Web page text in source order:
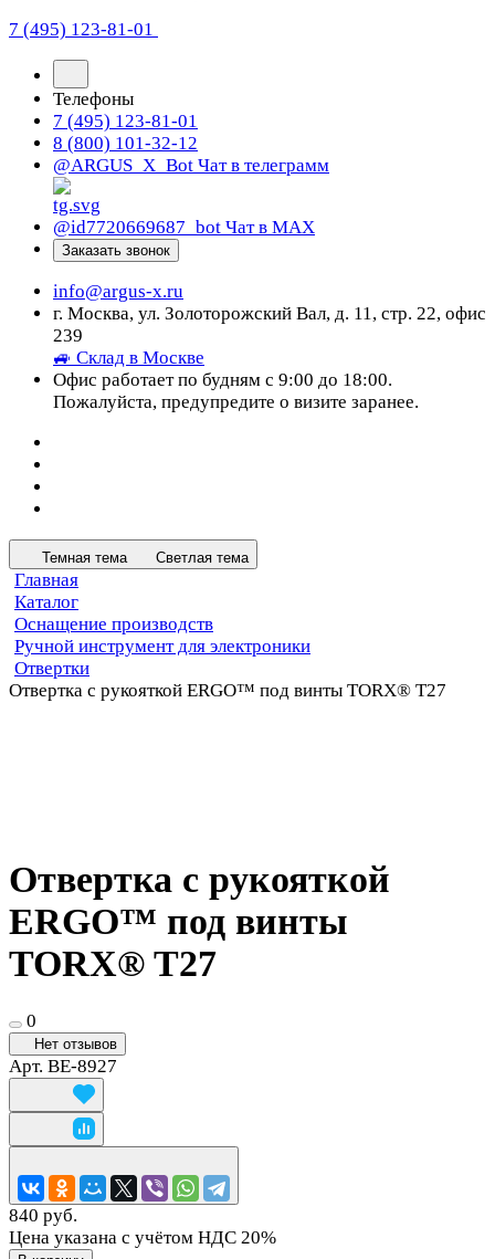
7 (495) 123-81-01
Телефоны
7 (495) 123-81-01
8 (800) 101-32-12
@ARGUS_X_Bot Чат в телеграмм
@id7720669687_bot Чат в МАХ
Заказать звонок
info@argus-x.ru
г. Москва, ул. Золоторожский Вал, д. 11, стр. 22, офис
239
🚙 Склад в Москве
Офис работает по будням с 9:00 до 18:00.
Пожалуйста, предупредите о визите заранее.
Темная тема Светлая тема
Главная
Каталог
Оснащение производств
Ручной инструмент для электроники
Отвертки
Отвертка с рукояткой ERGO™ под винты TORX® T27
Отвертка с рукояткой
ERGO™ под винты
TORX® T27
0
Нет отзывов
Арт. BE-8927
840 руб.
Цена указана с учётом НДС 20%